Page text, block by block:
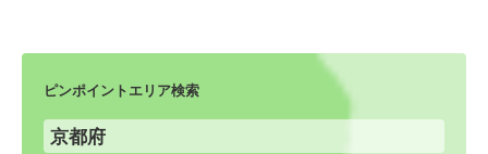
ピンポイントエリア検索
京都府